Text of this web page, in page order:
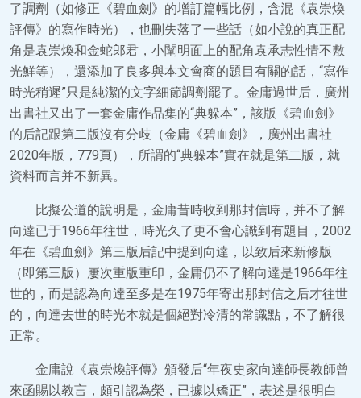
了調劑（如修正《碧血劍》的增訂篇幅比例，含混《袁崇煥
評傳》的寫作時光），也刪失落了一些話（如小說的真正配
角是袁崇煥和金蛇郎君，小闡明面上的配角袁承志性情不敷
光鮮等），還添加了良多與本文會商的題目有關的話，“寫作
時光稍遲”只是純潔的文字細節調劑罷了。金庸過世后，廣州
出書社又出了一套金庸作品集的“典躲本”，該版《碧血劍》
的后記跟第二版沒有分歧（金庸《碧血劍》，廣州出書社
2020年版，779頁），所謂的“典躲本”實在就是第二版，就
資料而言并不新異。
比擬公道的說明是，金庸昔時收到那封信時，并不了解
向達已于1966年往世，時光久了更不會心識到有題目，2002
年在《碧血劍》第三版后記中提到向達，以致后來新修版
（即第三版）屢次重版重印，金庸仍不了解向達是1966年往
世的，而是認為向達至多是在1975年寄出那封信之后才往世
的，向達去世的時光本就是個絕對冷清的常識點，不了解很
正常。
金庸說《袁崇煥評傳》頒發后“年夜史家向達師長教師曾
來函賜以教言，頗引認為榮，已據以矯正”，表述是很明白